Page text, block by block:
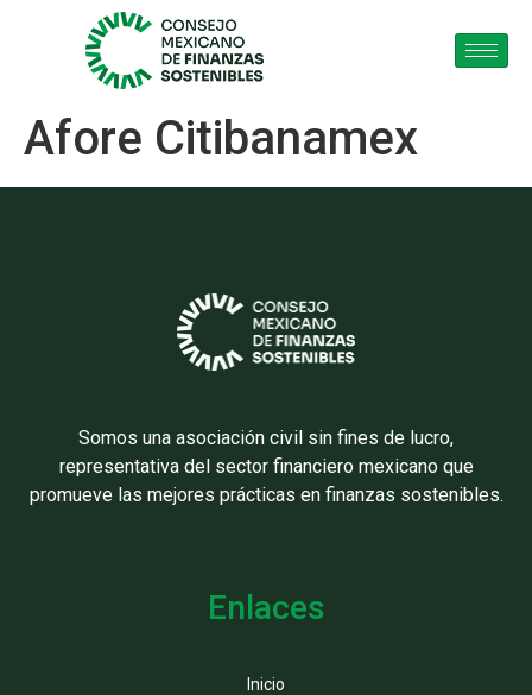
Afore Citibanamex
Somos una asociación civil sin fines de lucro,
representativa del sector financiero mexicano que
promueve las mejores prácticas en finanzas sostenibles.
Enlaces
Inicio